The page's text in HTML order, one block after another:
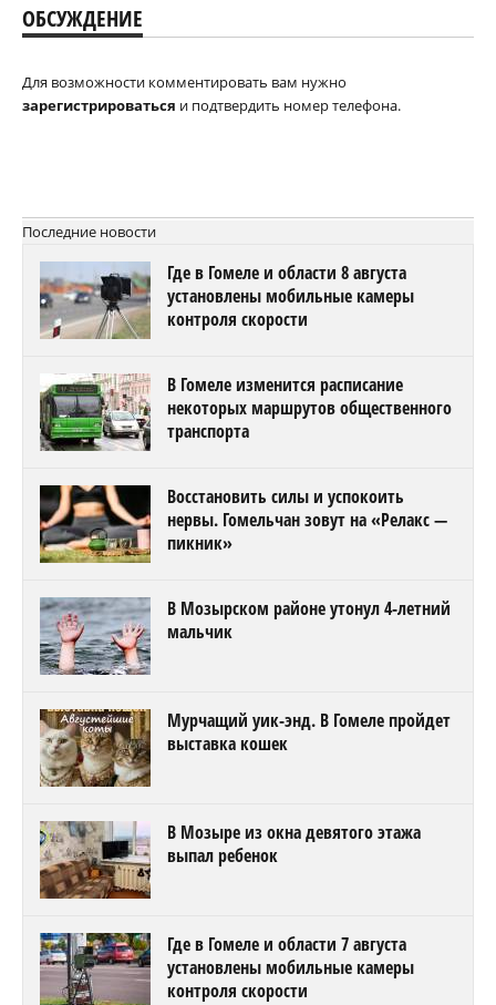
ОБСУЖДЕНИЕ
Для возможности комментировать вам нужно
зарегистрироваться и подтвердить номер телефона.
Последние новости
Где в Гомеле и области 8 августа
установлены мобильные камеры
контроля скорости
В Гомеле изменится расписание
некоторых маршрутов общественного
транспорта
Восстановить силы и успокоить
нервы. Гомельчан зовут на «Релакс —
пикник»
В Мозырском районе утонул 4-летний
мальчик
Мурчащий уик-энд. В Гомеле пройдет
выставка кошек
В Мозыре из окна девятого этажа
выпал ребенок
Где в Гомеле и области 7 августа
установлены мобильные камеры
контроля скорости